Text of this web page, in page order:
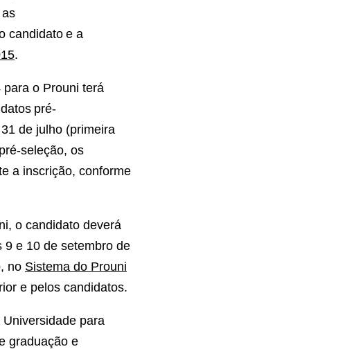
candidato e a
.
o Prouni terá
pré-
de julho (primeira
seleção, os
a inscrição, conforme
o candidato deverá
9 e 10 de setembro de
no Sistema do Prouni
e pelos candidatos.
para
graduação e